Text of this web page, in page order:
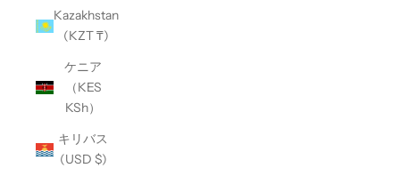
Kazakhstan
(KZT ₸)
ケニア
（KES
KSh）
キリバス
(USD $)